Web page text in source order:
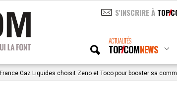
S'INSCRIRE À TOP
ACTUALITÉS
TOPCOMNEWS
France Gaz Liquides choisit Zeno et Toco pour booster sa